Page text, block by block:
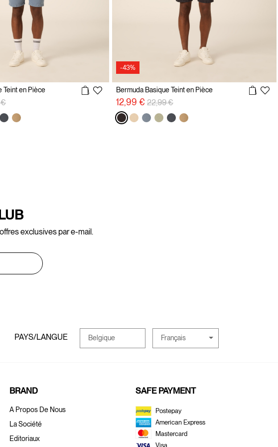
Teint en Pièce
de
€
-43%
Bermuda Basique Teint en Pièce
12,99 € Prix réduit de
22,99 €
exclusives par e-mail.
PAYS/LANGUE Belgique Français
BRAND
A Propos De Nous
La Société
Editoriaux
SAFE PAYMENT
Postepay
American Express
Mastercard
Visa